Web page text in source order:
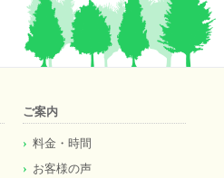
ご案内
料金・時間
お客様の声